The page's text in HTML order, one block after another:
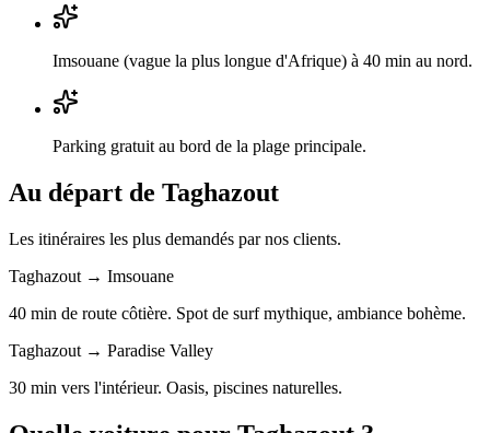
Imsouane (vague la plus longue d'Afrique) à 40 min au nord.
Parking gratuit au bord de la plage principale.
Au départ de Taghazout
Les itinéraires les plus demandés par nos clients.
Taghazout → Imsouane
40 min de route côtière. Spot de surf mythique, ambiance bohème.
Taghazout → Paradise Valley
30 min vers l'intérieur. Oasis, piscines naturelles.